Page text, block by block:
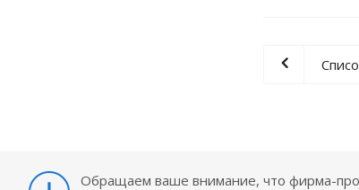
Обращаем ваше внимание, что фирма-